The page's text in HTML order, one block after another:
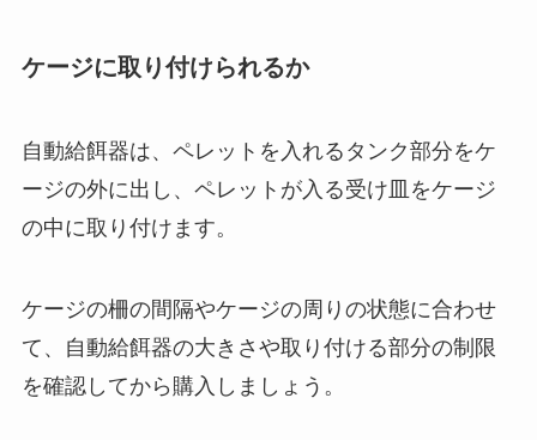
ケージに取り付けられるか
自動給餌器は、ペレットを入れるタンク部分をケ
ージの外に出し、ペレットが入る受け皿をケージ
の中に取り付けます。
ケージの柵の間隔やケージの周りの状態に合わせ
て、自動給餌器の大きさや取り付ける部分の制限
を確認してから購入しましょう。